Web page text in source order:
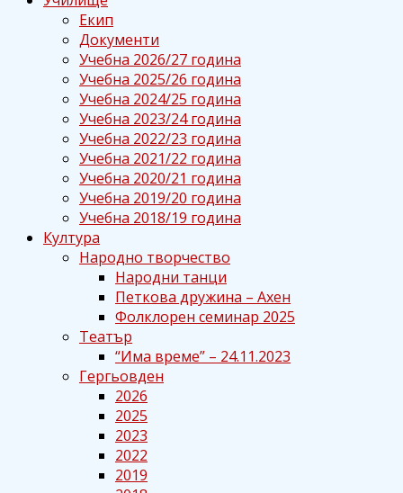
Екип
Документи
Учебна 2026/27 година
Учебна 2025/26 година
Учебна 2024/25 година
Учебна 2023/24 година
Учебна 2022/23 година
Учебна 2021/22 година
Учебна 2020/21 година
Учебна 2019/20 година
Учебна 2018/19 година
Култура
Народно творчество
Народни танци
Петкова дружина – Ахен
Фолклорен семинар 2025
Театър
“Има време” – 24.11.2023
Гергьовден
2026
2025
2023
2022
2019